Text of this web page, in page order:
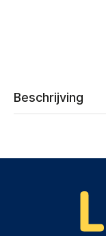
Beschrijving